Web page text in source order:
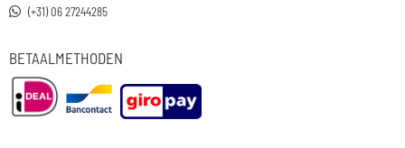
(+31) 06 27244285
BETAALMETHODEN